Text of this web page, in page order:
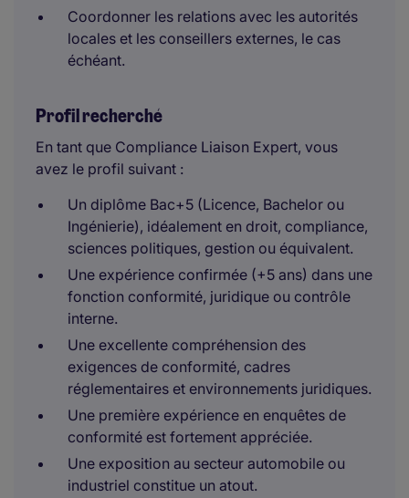
Coordonner les relations avec les autorités
locales et les conseillers externes, le cas
échéant.
Profil recherché
En tant que Compliance Liaison Expert, vous
avez le profil suivant :
Un diplôme Bac+5 (Licence, Bachelor ou
Ingénierie), idéalement en droit, compliance,
sciences politiques, gestion ou équivalent.
Une expérience confirmée (+5 ans) dans une
fonction conformité, juridique ou contrôle
interne.
Une excellente compréhension des
exigences de conformité, cadres
réglementaires et environnements juridiques.
Une première expérience en enquêtes de
conformité est fortement appréciée.
Une exposition au secteur automobile ou
industriel constitue un atout.